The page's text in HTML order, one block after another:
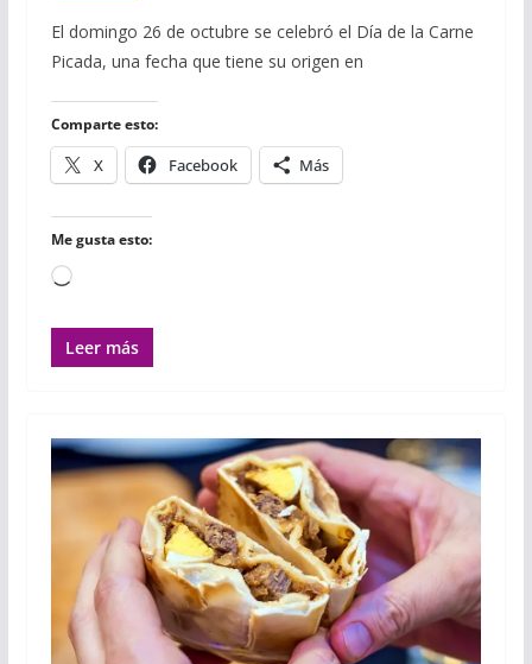
c
e
b
i
t
t
m
b
l
a
t
s
a
i
l
a
i
l
m
p
a
El domingo 26 de octubre se celebró el Día de la Carne
Picada, una fecha que tiene su origen en
Comparte esto:
X Facebook Más
Me gusta esto:
Cargando...
Leer más